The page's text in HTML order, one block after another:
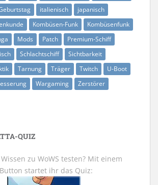
italienisch
japanisch
Kombüsen-Funk
Kombüsenfunk
Mods Patch
Premium-Schiff
Schlachtschiff
Sichtbarkeit
Tarnung Träger Twitch
U-Boot
Wargaming
Zerstörer
QUIZ
zu WoWS testen? Mit einem
startet ihr das Quiz: